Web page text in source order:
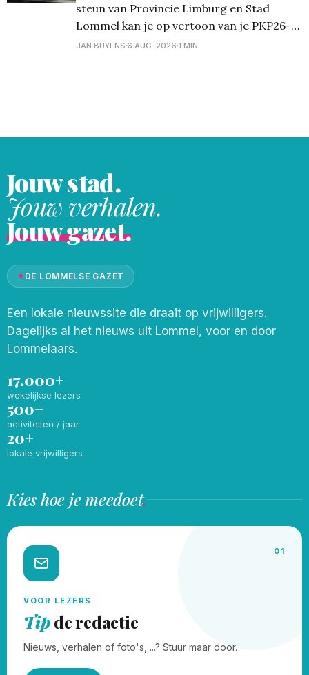
steun van Provincie Limburg en Stad
Lommel kan je op vertoon van je PKP26-
polsbandje gratis gebruik maken van de
JAN BUYENS 6 AUG. 2026 1 MIN
Jouw stad.
Jouw verhalen.
Jouw gazet.
✦DE LOMMELSE GAZET
Een lokale nieuwssite die draait op vrijwilligers.
Dagelijks al het nieuws uit Lommel, voor en door
Lommelaars.
17.000+
wekelijkse lezers
500+
activiteiten / jaar
20+
lokale vrijwilligers
Kies hoe je meedoet.
01
VOOR LEZERS
Tipde redactie
Nieuws, verhalen of foto's, ...? Stuur maar door.